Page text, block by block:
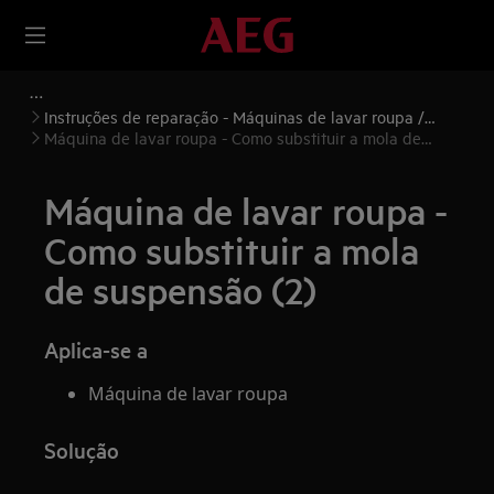
Instruções de reparação - Máquinas de lavar roupa /
Máquinas de lavar e secar roupa
Máquina de lavar roupa - Como substituir a mola de
Máquina de lavar roupa -
Como substituir a mola
de suspensão (2)
Aplica-se a
Máquina de lavar roupa
Solução